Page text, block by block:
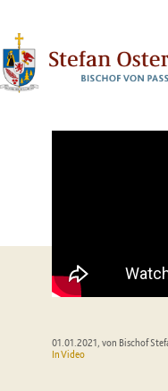
01.01.2021 , von Bischof
In Video